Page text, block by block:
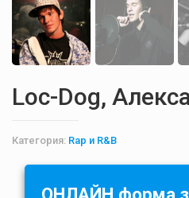
Loc-Dog,
Категория: Rap и R&B